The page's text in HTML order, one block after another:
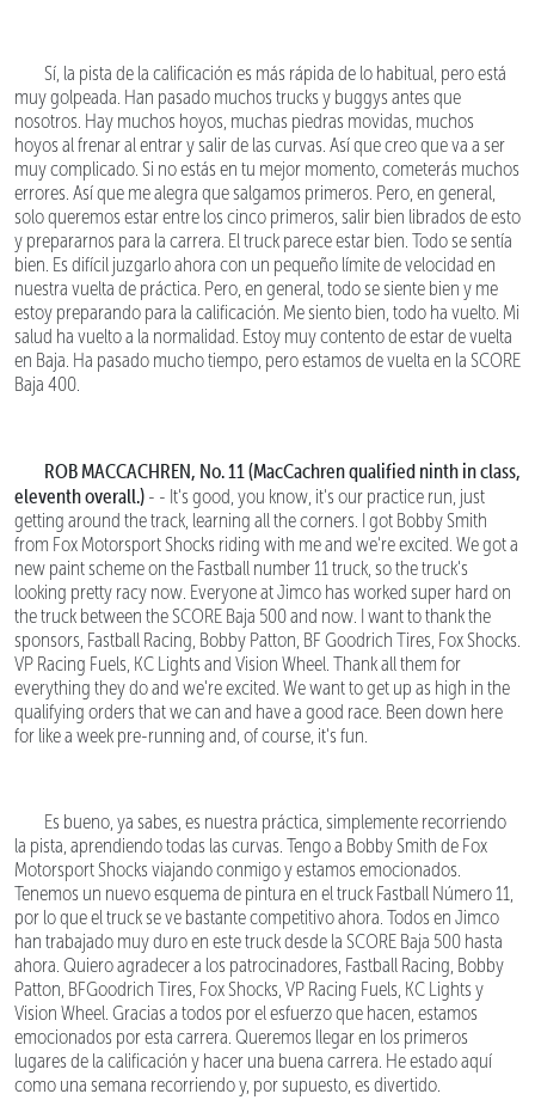
Sí, la pista de la calificación es más rápida de lo habitual, pero está
muy golpeada. Han pasado muchos trucks y buggys antes que
nosotros. Hay muchos hoyos, muchas piedras movidas, muchos
hoyos al frenar al entrar y salir de las curvas. Así que creo que va a ser
muy complicado. Si no estás en tu mejor momento, cometerás muchos
errores. Así que me alegra que salgamos primeros. Pero, en general,
solo queremos estar entre los cinco primeros, salir bien librados de esto
y prepararnos para la carrera. El truck parece estar bien. Todo se sentía
bien. Es difícil juzgarlo ahora con un pequeño límite de velocidad en
nuestra vuelta de práctica. Pero, en general, todo se siente bien y me
estoy preparando para la calificación. Me siento bien, todo ha vuelto. Mi
salud ha vuelto a la normalidad. Estoy muy contento de estar de vuelta
en Baja. Ha pasado mucho tiempo, pero estamos de vuelta en la SCORE
Baja 400.
ROB MACCACHREN, No. 11 (MacCachren qualified ninth in class,
eleventh overall.) - - It's good, you know, it's our practice run, just
getting around the track, learning all the corners. I got Bobby Smith
from Fox Motorsport Shocks riding with me and we're excited. We got a
new paint scheme on the Fastball number 11 truck, so the truck's
looking pretty racy now. Everyone at Jimco has worked super hard on
the truck between the SCORE Baja 500 and now. I want to thank the
sponsors, Fastball Racing, Bobby Patton, BF Goodrich Tires, Fox Shocks.
VP Racing Fuels, KC Lights and Vision Wheel. Thank all them for
everything they do and we're excited. We want to get up as high in the
qualifying orders that we can and have a good race. Been down here
for like a week pre-running and, of course, it's fun.
Es bueno, ya sabes, es nuestra práctica, simplemente recorriendo
la pista, aprendiendo todas las curvas. Tengo a Bobby Smith de Fox
Motorsport Shocks viajando conmigo y estamos emocionados.
Tenemos un nuevo esquema de pintura en el truck Fastball Número 11,
por lo que el truck se ve bastante competitivo ahora. Todos en Jimco
han trabajado muy duro en este truck desde la SCORE Baja 500 hasta
ahora. Quiero agradecer a los patrocinadores, Fastball Racing, Bobby
Patton, BFGoodrich Tires, Fox Shocks, VP Racing Fuels, KC Lights y
Vision Wheel. Gracias a todos por el esfuerzo que hacen, estamos
emocionados por esta carrera. Queremos llegar en los primeros
lugares de la calificación y hacer una buena carrera. He estado aquí
como una semana recorriendo y, por supuesto, es divertido.